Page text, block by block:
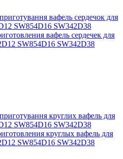
вафель сердечек для
SW854D16 SW342D38
круглых вафель для
SW854D16 SW342D38